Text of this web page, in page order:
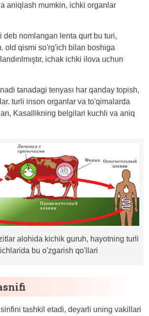
aniqlash mumkin, ichki organlar
deb nomlangan lenta qurt bu turi,
old qismi so'rg'ich bilan boshiga
ichak ichki ilova uchun
tanadagi tenyası har qanday topish,
turli inson organlar va to'qimalarda
Kasallikning belgilari kuchli va aniq
alohida kichik guruh, hayotning turli
bu o'zgarish qo'llari
tashkil etadi, deyarli uning vakillari